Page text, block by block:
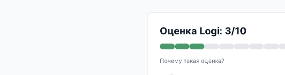
Оценка Logi: 3/10
Почему такая оценка?